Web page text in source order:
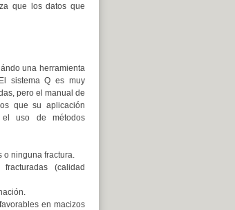
que los datos que
una herramienta
sistema Q es muy
pero el manual de
que su aplicación
el uso de métodos
ninguna fractura.
fracturadas (calidad
en macizos